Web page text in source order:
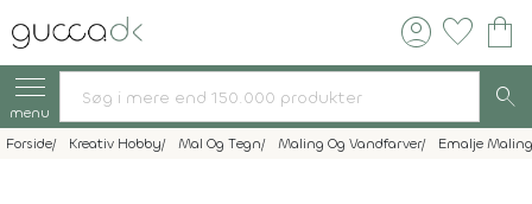
account_circle favorite shopping_bag
menu search
Forside Kreativ Hobby Mal Og Tegn Maling Og Vandfarver Emalje Maling